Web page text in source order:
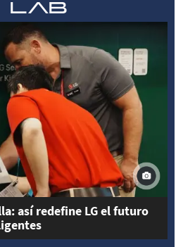
así redefine LG el futuro